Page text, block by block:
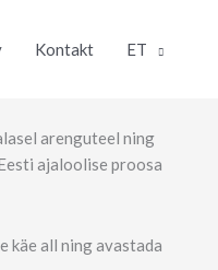
Kontakt ET
arenguteel ning
ajaloolise proosa
käe all ning avastada